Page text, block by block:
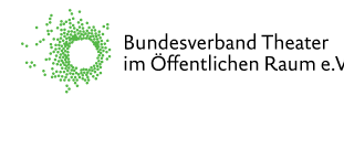
Verband
Vernetzung & Kommunikation